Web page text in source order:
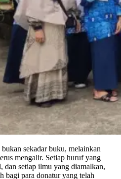
sekadar buku, melainkan
mengalir. Setiap huruf yang
dan setiap ilmu yang diamalkan,
bagi para donatur yang telah